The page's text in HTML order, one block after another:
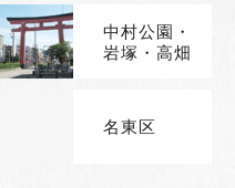
中村公園・
岩塚・高畑
名東区